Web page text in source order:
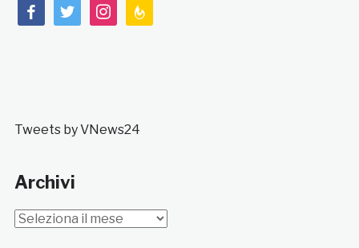
facebooktwitterinstagramfeedburner
Tweets by VNews24
Archivi
Archivi